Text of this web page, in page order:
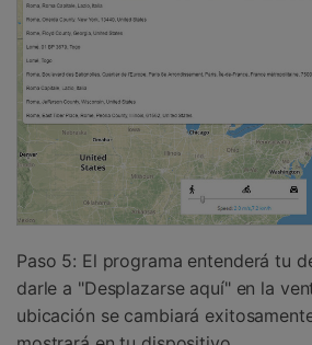
Paso 5: El programa entenderá tu
darle a "Desplazarse aquí" en la
ubicación se cambiará